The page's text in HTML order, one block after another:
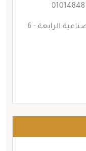
قطعة 52، 53 - المنطقة الصناعية الرابعة - 6